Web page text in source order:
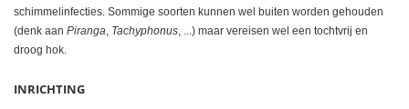
schimmelinfecties. Sommige soorten kunnen wel buiten worden gehouden
(denk aan Piranga Tachyphonus , ...) maar vereisen wel een tochtvrij en
droog hok.
INRICHTING